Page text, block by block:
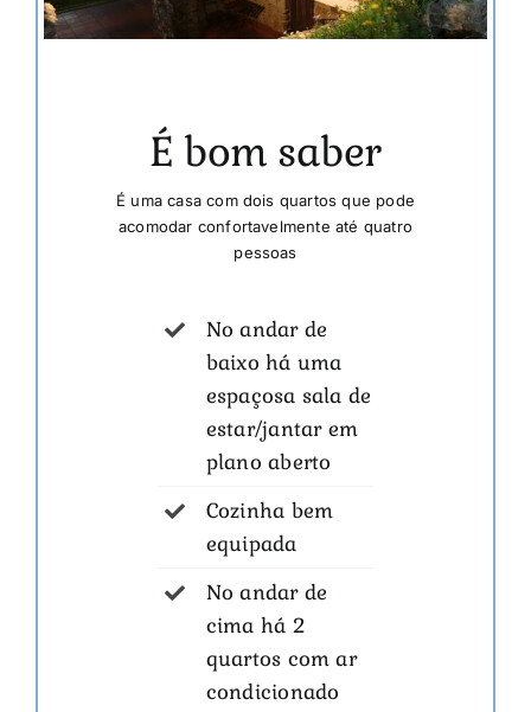
É bom saber
É uma casa com dois quartos que pode
acomodar confortavelmente até quatro
pessoas
No andar de
baixo há uma
espaçosa sala de
estar/jantar em
plano aberto
Cozinha bem
equipada
No andar de
cima há 2
quartos com ar
condicionado